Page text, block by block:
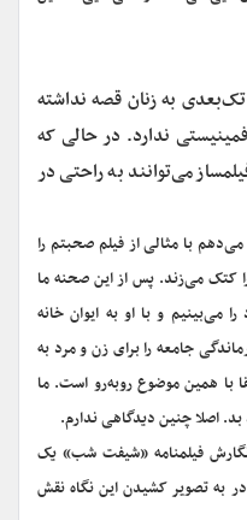
به زنان قصه نداشته
ندارد. در حالی که
می‌توانند به راحتی در
با مثالی از فیلم صحبتم را
کتک می‌زند. پس از این صحنه ما
می‌بینیم و با او به ایوان خانه
جامعه را برای زن و مرد به
با همین موضوع روبه‌رو است. ما
اصلا چنین دیدگاهی ندارم.
نگارش فیلمنامه «شیفت شب» یک
به تصویر کشیدن این نگاه نقش